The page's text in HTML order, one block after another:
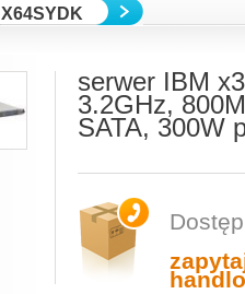
X64SYDK
serwer IBM
3.2GHz,
SATA, 300W